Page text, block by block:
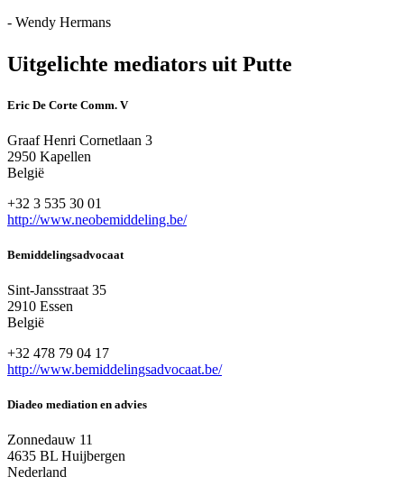
- Wendy Hermans
Uitgelichte mediators uit Putte
Eric De Corte Comm. V
Graaf Henri Cornetlaan 3
2950 Kapellen
België
+32 3 535 30 01
http://www.neobemiddeling.be/
Bemiddelingsadvocaat
Sint-Jansstraat 35
2910 Essen
België
+32 478 79 04 17
http://www.bemiddelingsadvocaat.be/
Diadeo mediation en advies
Zonnedauw 11
4635 BL Huijbergen
Nederland